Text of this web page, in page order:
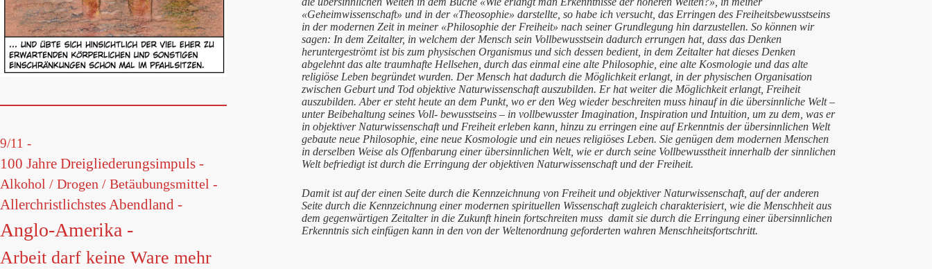
«Geheimwissenschaft» und in der «Theosophie» darstellte, so habe ich versucht, das Erringen des Freiheitsbewusstseins
in der modernen Zeit in meiner «Philosophie der Freiheit» nach seiner Grundlegung hin darzustellen. So können wir
sagen: In dem Zeitalter, in welchem der Mensch sein Vollbewusstsein dadurch errungen hat, dass das Denken
heruntergeströmt ist bis zum physischen Organismus und sich dessen bedient, in dem Zeitalter hat dieses Denken
abgelehnt das alte traumhafte Hellsehen, durch das einmal eine alte Philosophie, eine alte Kosmologie und das alte
religiöse Leben begründet wurden. Der Mensch hat dadurch die Möglichkeit erlangt, in der physischen Organisation
zwischen Geburt und Tod objektive Naturwissenschaft auszubilden. Er hat weiter die Möglichkeit erlangt, Freiheit
auszubilden. Aber er steht heute an dem Punkt, wo er den Weg wieder beschreiten muss hinauf in die übersinnliche Welt –
unter Beibehaltung seines Voll- bewusstseins – in vollbewusster Imagination, Inspiration und Intuition, um zu dem, was er
in objektiver Naturwissenschaft und Freiheit erleben kann, hinzu zu erringen eine auf Erkenntnis der übersinnlichen Welt
gebaute neue Philosophie, eine neue Kosmologie und ein neues religiöses Leben. Sie genügen dem modernen Menschen
in derselben Weise als Offenbarung einer übersinnlichen Welt, wie er durch seine Vollbewusstheit innerhalb der sinnlichen
Welt befriedigt ist durch die Erringung der objektiven Naturwissenschaft und der Freiheit.
Damit ist auf der einen Seite durch die Kennzeichnung von Freiheit und objektiver Naturwissenschaft, auf der anderen
Seite durch die Kennzeichnung einer modernen spirituellen Wissenschaft zugleich charakterisiert, wie die Menschheit aus
dem gegenwärtigen Zeitalter in die Zukunft hinein fortschreiten muss damit sie durch die Erringung einer übersinnlichen
Erkenntnis sich einfügen kann in den von der Weltenordnung geforderten wahren Menschheitsfortschritt.
9/11 -
100 Jahre Dreigliederungsimpuls -
Alkohol / Drogen / Betäubungsmittel -
Allerchristlichstes Abendland -
Anglo-Amerika -
Arbeit darf keine Ware mehr